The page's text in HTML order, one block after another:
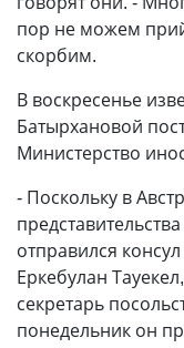
пор не можем
скорбим.
В воскресенье
Батырхановой
Министерство
- Поскольку в
отправился
Еркебулан
секретарь
понедельник он